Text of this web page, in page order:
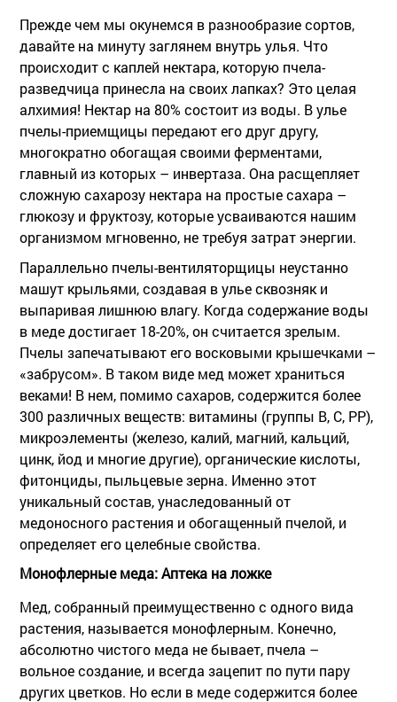
Прежде чем мы окунемся в разнообразие сортов,
давайте на минуту заглянем внутрь улья. Что
происходит с каплей нектара, которую пчела-
разведчица принесла на своих лапках? Это целая
алхимия! Нектар на 80% состоит из воды. В улье
пчелы-приемщицы передают его друг другу,
многократно обогащая своими ферментами,
главный из которых – инвертаза. Она расщепляет
сложную сахарозу нектара на простые сахара –
глюкозу и фруктозу, которые усваиваются нашим
организмом мгновенно, не требуя затрат энергии.
Параллельно пчелы-вентиляторщицы неустанно
машут крыльями, создавая в улье сквозняк и
выпаривая лишнюю влагу. Когда содержание воды
в меде достигает 18-20%, он считается зрелым.
Пчелы запечатывают его восковыми крышечками –
«забрусом». В таком виде мед может храниться
веками! В нем, помимо сахаров, содержится более
300 различных веществ: витамины (группы B, C, PP),
микроэлементы (железо, калий, магний, кальций,
цинк, йод и многие другие), органические кислоты,
фитонциды, пыльцевые зерна. Именно этот
уникальный состав, унаследованный от
медоносного растения и обогащенный пчелой, и
определяет его целебные свойства.
Монофлерные меда: Аптека на ложке
Мед, собранный преимущественно с одного вида
растения, называется монофлерным. Конечно,
абсолютно чистого меда не бывает, пчела –
вольное создание, и всегда зацепит по пути пару
других цветков. Но если в меде содержится более